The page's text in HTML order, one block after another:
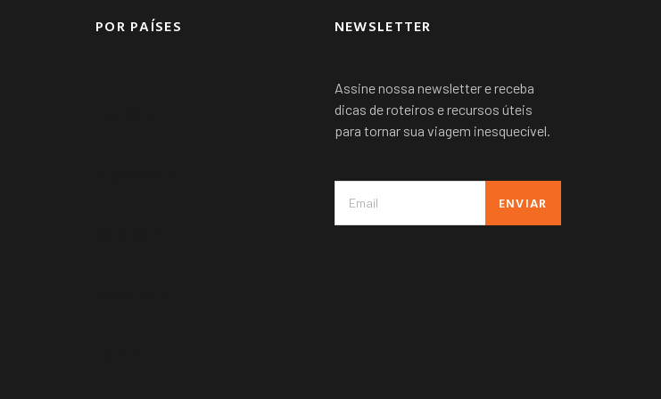
POR PAÍSES NEWSLETTER
Assine nossa newsletter e receba
dicas de roteiros e recursos úteis
para tornar sua viagem inesquecível.
ENVIAR